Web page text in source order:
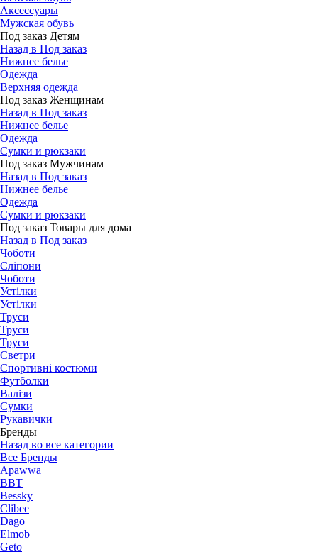
Аксессуары
Мужская обувь
Под заказ Детям
Назад в Под заказ
Нижнее белье
Одежда
Верхняя одежда
Под заказ Женщинам
Назад в Под заказ
Нижнее белье
Одежда
Сумки и рюкзаки
Под заказ Мужчинам
Назад в Под заказ
Нижнее белье
Одежда
Сумки и рюкзаки
Под заказ Товары для дома
Назад в Под заказ
Чоботи
Сліпони
Чоботи
Устілки
Устілки
Труси
Труси
Труси
Светри
Спортивні костюми
Футболки
Валізи
Сумки
Рукавички
Бренды
Назад во все категории
Все Бренды
Apawwa
BBT
Bessky
Clibee
Dago
Elmob
Geto